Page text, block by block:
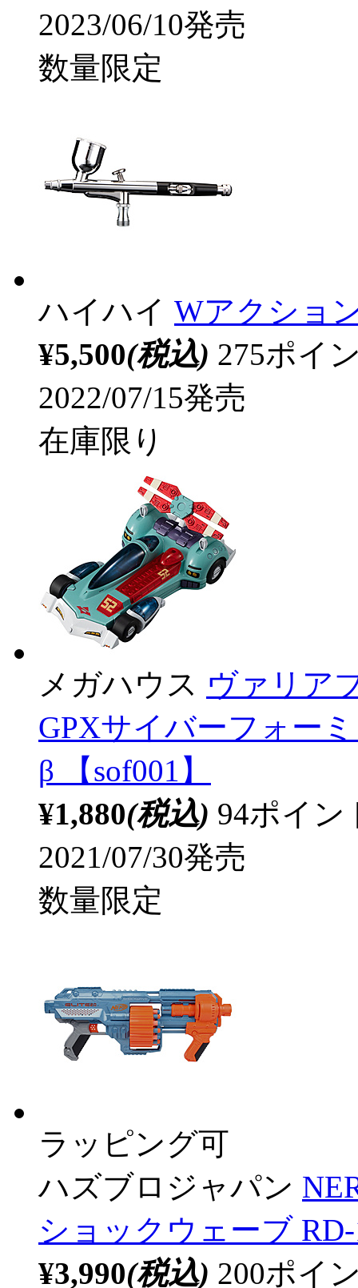
2023/06/10発売
数量限定
ハイハイ Wアクショ
¥5,500(税込) 275ポイ
2022/07/15発売
在庫限り
メガハウス ヴァリア
GPXサイバーフォー
β 【sof001】
¥1,880(税込) 94ポイ
2021/07/30発売
数量限定
ラッピング可
ハズブロジャパン
ショックウェーブ
¥3,990(税込) 200ポイ